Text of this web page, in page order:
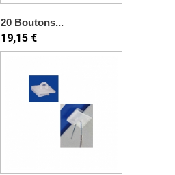
20 Boutons...
19,15 €